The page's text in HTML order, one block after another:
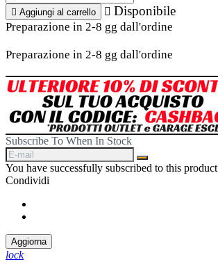
 Aggiungi al carrello  Disponibile
Preparazione in 2-8 gg dall'ordine
Preparazione in 2-8 gg dall'ordine
Subscribe To When In Stock
You have successfully subscribed to this product
Condividi
lock